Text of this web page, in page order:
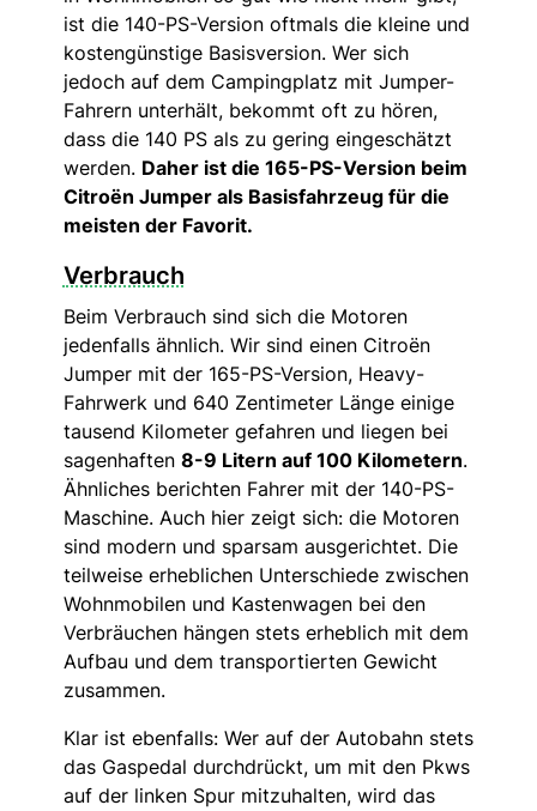
ist die 140-PS-Version oftmals die kleine und
kostengünstige Basisversion. Wer sich
jedoch auf dem Campingplatz mit Jumper-
Fahrern unterhält, bekommt oft zu hören,
dass die 140 PS als zu gering eingeschätzt
werden. Daher ist die 165-PS-Version beim
Citroën Jumper als Basisfahrzeug für die
meisten der Favorit.
Verbrauch
Beim Verbrauch sind sich die Motoren
jedenfalls ähnlich. Wir sind einen Citroën
Jumper mit der 165-PS-Version, Heavy-
Fahrwerk und 640 Zentimeter Länge einige
tausend Kilometer gefahren und liegen bei
sagenhaften 8-9 Litern auf 100 Kilometern.
Ähnliches berichten Fahrer mit der 140-PS-
Maschine. Auch hier zeigt sich: die Motoren
sind modern und sparsam ausgerichtet. Die
teilweise erheblichen Unterschiede zwischen
Wohnmobilen und Kastenwagen bei den
Verbräuchen hängen stets erheblich mit dem
Aufbau und dem transportierten Gewicht
zusammen.
Klar ist ebenfalls: Wer auf der Autobahn stets
das Gaspedal durchdrückt, um mit den Pkws
auf der linken Spur mitzuhalten, wird das